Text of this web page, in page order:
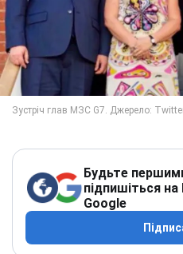
Будьте
підпишіться
Google